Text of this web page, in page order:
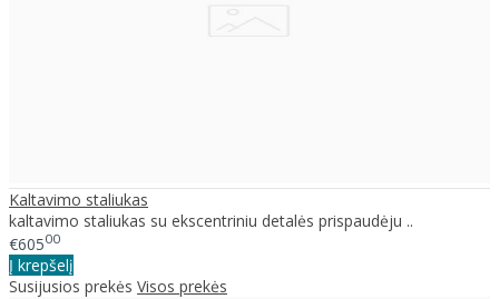
Kaltavimo staliukas
kaltavimo staliukas su ekscentriniu detalės prispaudėju ..
€60500
Į krepšelį
Susijusios prekės Visos prekės